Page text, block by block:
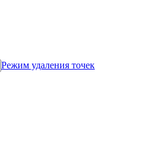
Режим удаления точек